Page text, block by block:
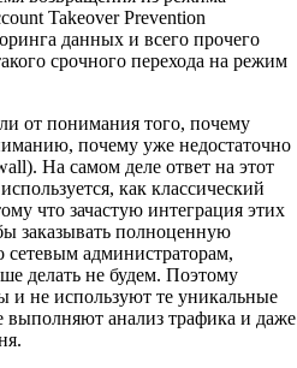
Takeover Prevention
данных и всего прочего
срочного перехода на режим
от понимания того, почему
почему уже недостаточно
На самом деле ответ на этот
как классический
что зачастую интеграция этих
заказывать полноценную
администраторам,
делать не будем. Поэтому
и не используют те уникальные
выполняют анализ трафика и даже